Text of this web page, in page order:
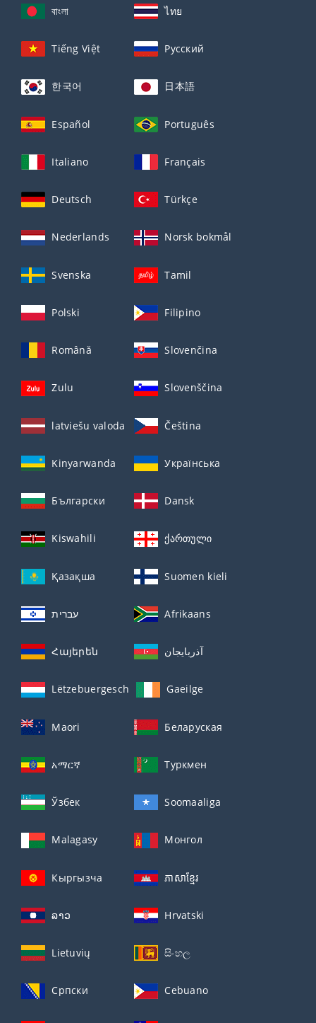
বাংলা ไทย
Tiếng Việt Русский
한국어 日本語
Español Português
Italiano Français
Deutsch Türkçe
Nederlands Norsk bokmål
Svenska Tamil
Polski Filipino
Română Slovenčina
Zulu Slovenščina
latviešu valoda Čeština
Kinyarwanda Українська
Български Dansk
Kiswahili ქართული
Қазақша Suomen kieli
עברית Afrikaans
Հայերեն آذربايجان
Lëtzebuergesch Gaeilge
Maori Беларуская
አማርኛ Туркмен
Ўзбек Soomaaliga
Malagasy Монгол
Кыргызча ភាសាខ្មែរ
ລາວ Hrvatski
Lietuvių සිංහල
Српски Cebuano